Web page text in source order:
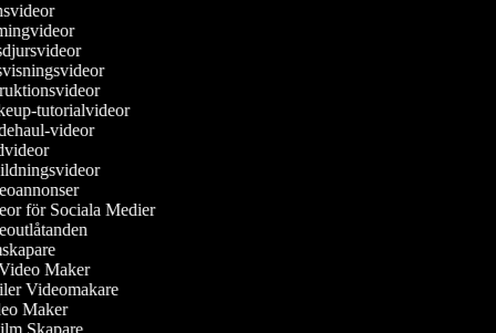
tutorialvideor
videor
för Sociala Medier
Maker
Videomakare
Maker